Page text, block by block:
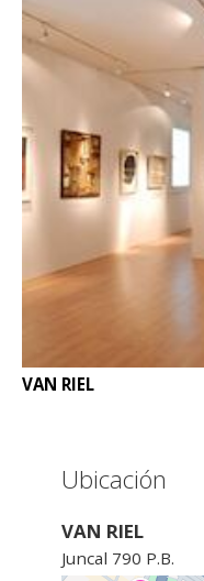
VAN RIEL
Ubicación
VAN RIEL
Juncal 790 P.B.